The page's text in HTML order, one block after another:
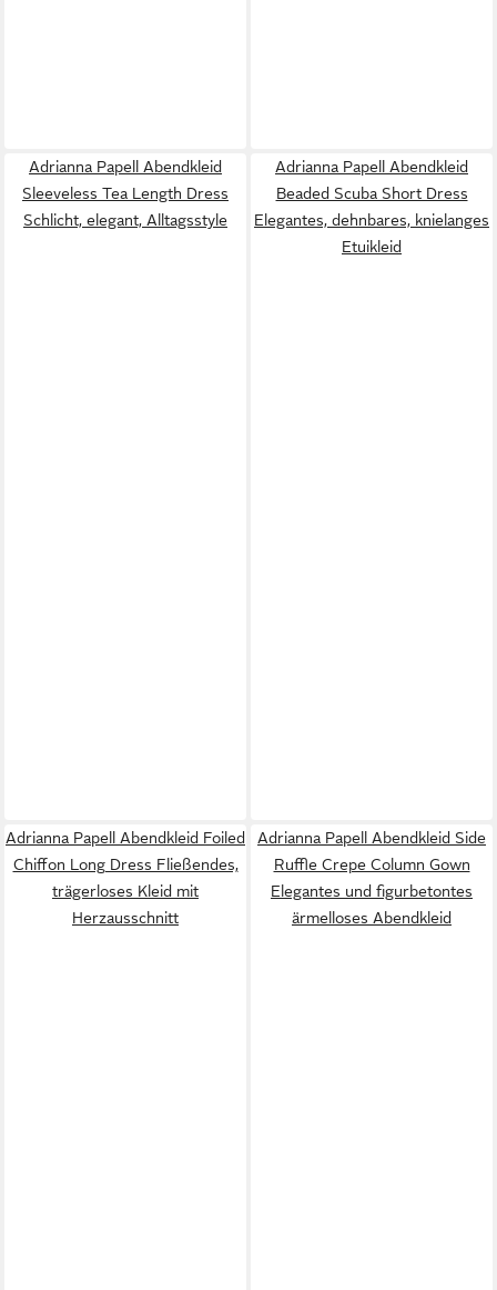
Adrianna Papell Abendkleid
Sleeveless Tea Length Dress
Schlicht, elegant, Alltagsstyle
Adrianna Papell Abendkleid
Beaded Scuba Short Dress
Elegantes, dehnbares, knielanges
Etuikleid
Adrianna Papell Abendkleid Foiled
Chiffon Long Dress Fließendes,
trägerloses Kleid mit
Herzausschnitt
Adrianna Papell Abendkleid Side
Ruffle Crepe Column Gown
Elegantes und figurbetontes
ärmelloses Abendkleid